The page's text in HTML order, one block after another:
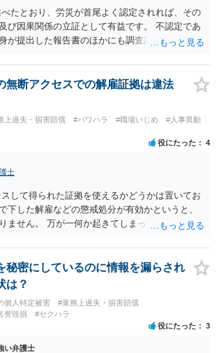
弁護士を選ばれることが大切だと思います。 少
幸いです。
たとおり、労災が首尾よく認定されれば、その
び因果関係の立証として有益です。 不認定であ
が提出した報告書のほかにも調査記録が残ると
勧めします。 ③について 「会社への請求を行わ
司個人を含むとは解釈しえませんので、お見込
への影響は考えられません。
無断アクセスでの解雇証拠は違法
上過失・損害賠償 #パワハラ #職場いじめ
#人事異動
役にたった 4
士
スして得られた証拠を使えるかどうかは置いてお
下した解雇などの懲戒処分が有効かというと、
ません。 万が一何か起きてしまった場合は処分
秘密にしているのに情報を漏らされ
は？
個人特定被害
#業務上過失・損害賠償
誉毀損 #セクハラ
役にたった 3
い弁護士